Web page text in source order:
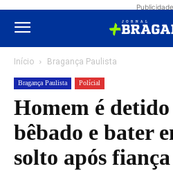
Publicidade
Início Bragança Paulista
Bragança Paulista Polícial
Homem é
bêbado e bater
solto após fiança